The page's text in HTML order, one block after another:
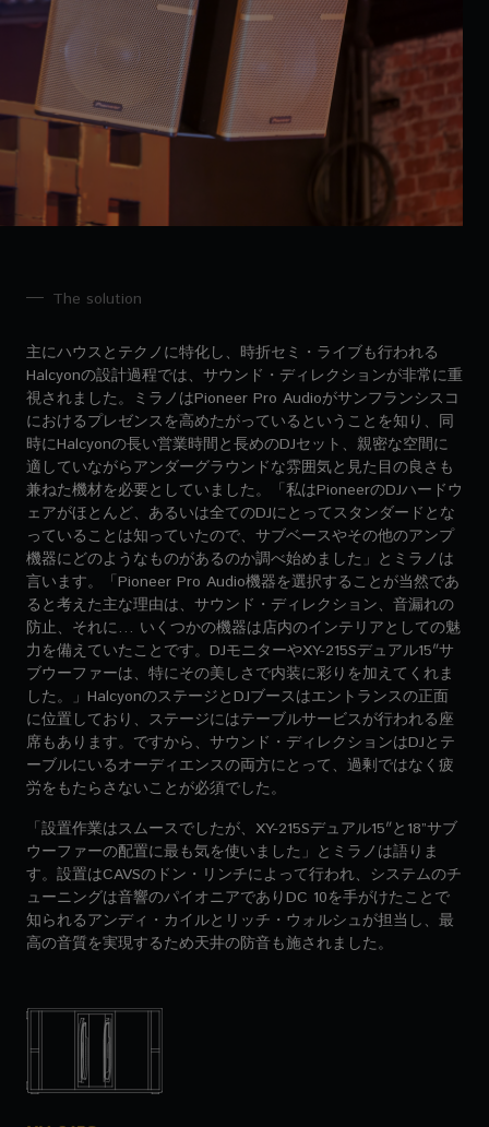
The solution
主にハウスとテクノに特化し、時折セミ・ライブも行われる
Halcyonの設計過程では、サウンド・ディレクションが非常に重
視されました。ミラノはPioneer Pro Audioがサンフランシスコ
におけるプレゼンスを高めたがっているということを知り、同
時にHalcyonの長い営業時間と長めのDJセット、親密な空間に
適していながらアンダーグラウンドな雰囲気と見た目の良さも
兼ねた機材を必要としていました。「私はPioneerのDJハードウ
ェアがほとんど、あるいは全てのDJにとってスタンダードとな
っていることは知っていたので、サブベースやその他のアンプ
機器にどのようなものがあるのか調べ始めました」とミラノは
言います。「Pioneer Pro Audio機器を選択することが当然であ
ると考えた主な理由は、サウンド・ディレクション、音漏れの
防止、それに… いくつかの機器は店内のインテリアとしての魅
力を備えていたことです。DJモニターやXY-215Sデュアル15″サ
ブウーファーは、特にその美しさで内装に彩りを加えてくれま
した。」HalcyonのステージとDJブースはエントランスの正面
に位置しており、ステージにはテーブルサービスが行われる座
席もあります。ですから、サウンド・ディレクションはDJとテ
ーブルにいるオーディエンスの両方にとって、過剰ではなく疲
労をもたらさないことが必須でした。
「設置作業はスムースでしたが、XY-215Sデュアル15″と18”サブ
ウーファーの配置に最も気を使いました」とミラノは語りま
す。設置はCAVSのドン・リンチによって行われ、システムのチ
ューニングは音響のパイオニアでありDC 10を手がけたことで
知られるアンディ・カイルとリッチ・ウォルシュが担当し、最
高の音質を実現するため天井の防音も施されました。